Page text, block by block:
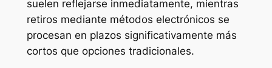
suelen reflejarse inmediatamente, mientras
retiros mediante métodos electrónicos se
procesan en plazos significativamente más
cortos que opciones tradicionales.